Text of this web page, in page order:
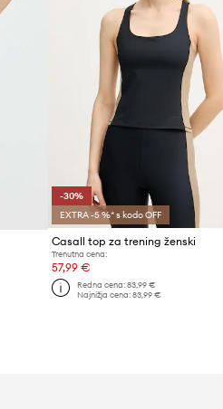
-30%
EXTRA -5 %* s kodo OFF
Casall top za trening ženski
Trenutna cena:
57,99 €
Redna cena: 83,99 €
Najnižja cena: 83,99 €